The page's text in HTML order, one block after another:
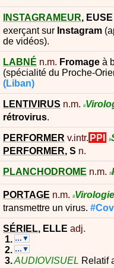
INSTAGRAMEUR, EUSE
exerçant sur Instagram
de vidéos).
LABNÉ n.m. Fromage à
(spécialité du Proche-
(Liban)
LENTIVIRUS n.m. #
rétrovirus.
PERFORMER v.intr. PPI #
PERFORMER, S n.
PLANCHODROME n.m. #
PORTAGE n.m. #Virologie
transmettre un virus.
SÉRIEL, ELLE adj.
…▼
…▼
AUDIOVISUEL Relatif